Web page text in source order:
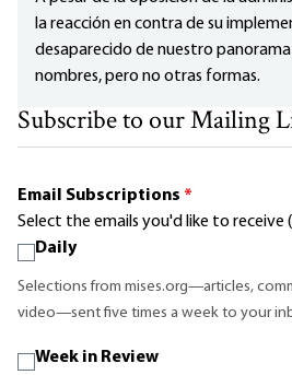
la reacción en contra de su
desaparecido de nuestro
nombres, pero no otras formas.
Subscribe to our Mailing
Email Subscriptions *
Select the emails you'd like to receive
Daily
Selections from mises.org—articles,
video—sent five times a week to your
Week in Review